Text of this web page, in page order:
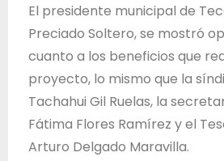
E
s
t
a
d
o
d
El presidente municipal de
Preciado Soltero, se mostró
cuanto a los beneficios que
proyecto, lo mismo que la
Tachahui Gil Ruelas, la
Fátima Flores Ramírez y el
Arturo Delgado Maravilla.